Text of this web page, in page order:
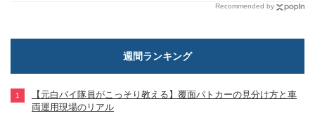
Recommended by
週間ランキング
【元白バイ隊員がこっそり教える】覆面パトカーの見分け方と車
両運用現場のリアル